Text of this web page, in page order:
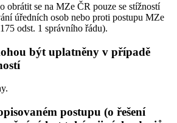
obrátit se na MZe ČR pouze se stížností
úředních osob nebo proti postupu MZe
odst. 1 správního řádu).
být uplatněny v případě
postupu (o řešení